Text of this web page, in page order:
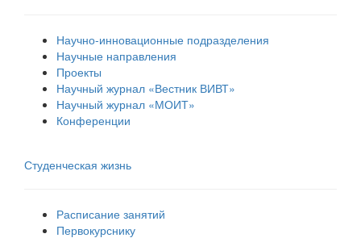
Научно-инновационные подразделения
Научные направления
Проекты
Научный журнал «Вестник ВИВТ»
Научный журнал «МОИТ»
Конференции
Студенческая жизнь
Расписание занятий
Первокурснику